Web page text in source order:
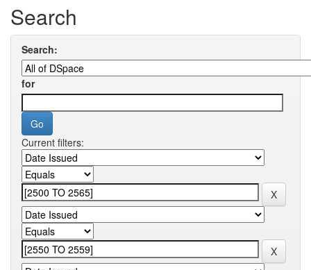
Search
Search:
for
Current filters: